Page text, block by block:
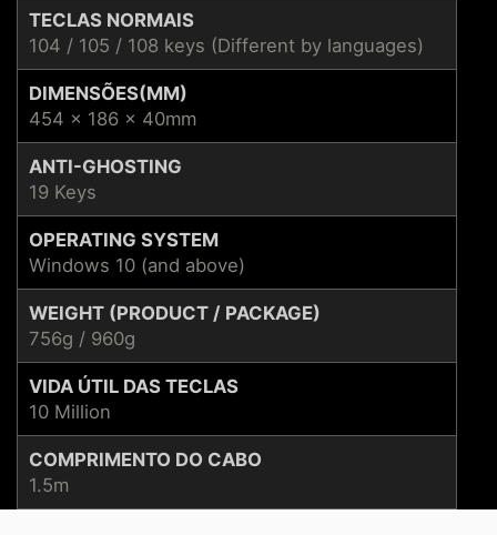
TECLAS NORMAIS
104 / 105 / 108 keys (Different by languages)
DIMENSÕES(MM)
454 x 186 x 40mm
ANTI-GHOSTING
19 Keys
OPERATING SYSTEM
Windows 10 (and above)
WEIGHT (PRODUCT / PACKAGE)
756g / 960g
VIDA ÚTIL DAS TECLAS
10 Million
COMPRIMENTO DO CABO
1.5m